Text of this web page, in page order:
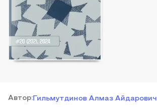
Автор:Гильмутдинов Алмаз Айдарович